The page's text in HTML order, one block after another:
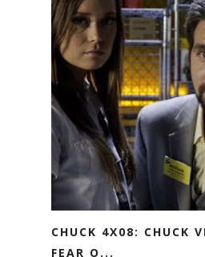
CHUCK 4X08: CHUCK
FEAR O...